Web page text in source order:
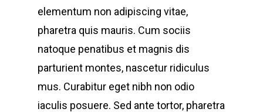
elementum non adipiscing vitae,
pharetra quis mauris. Cum sociis
natoque penatibus et magnis dis
parturient montes, nascetur ridiculus
mus. Curabitur eget nibh non odio
iaculis posuere. Sed ante tortor, pharetra